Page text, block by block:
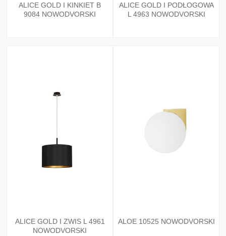
ALICE GOLD I KINKIET B
9084 NOWODVORSKI
ALICE GOLD I PODŁOGOWA
L 4963 NOWODVORSKI
ALICE GOLD I ZWIS L 4961
NOWODVORSKI
ALOE 10525 NOWODVORSKI